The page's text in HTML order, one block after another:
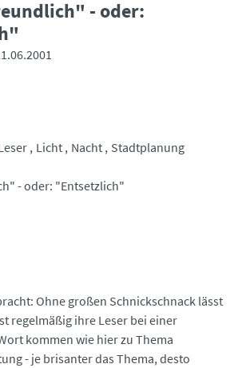
- oder:
Licht Nacht Stadtplanung
- oder: "Entsetzlich"
Ohne großen Schnickschnack lässt
regelmäßig ihre Leser bei einer
wie hier zu Thema
- je brisanter das Thema, desto